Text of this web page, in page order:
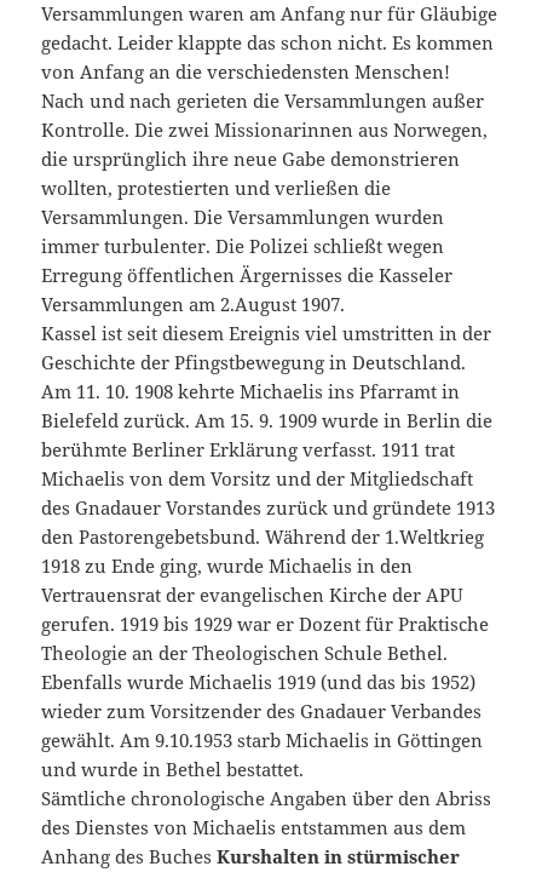
Versammlungen waren am Anfang nur für Gläubige
gedacht. Leider klappte das schon nicht. Es kommen
von Anfang an die verschiedensten Menschen!
Nach und nach gerieten die Versammlungen außer
Kontrolle. Die zwei Missionarinnen aus Norwegen,
die ursprünglich ihre neue Gabe demonstrieren
wollten, protestierten und verließen die
Versammlungen. Die Versammlungen wurden
immer turbulenter. Die Polizei schließt wegen
Erregung öffentlichen Ärgernisses die Kasseler
Versammlungen am 2.August 1907.
Kassel ist seit diesem Ereignis viel umstritten in der
Geschichte der Pfingstbewegung in Deutschland.
Am 11. 10. 1908 kehrte Michaelis ins Pfarramt in
Bielefeld zurück. Am 15. 9. 1909 wurde in Berlin die
berühmte Berliner Erklärung verfasst. 1911 trat
Michaelis von dem Vorsitz und der Mitgliedschaft
des Gnadauer Vorstandes zurück und gründete 1913
den Pastorengebetsbund. Während der 1.Weltkrieg
1918 zu Ende ging, wurde Michaelis in den
Vertrauensrat der evangelischen Kirche der APU
gerufen. 1919 bis 1929 war er Dozent für Praktische
Theologie an der Theologischen Schule Bethel.
Ebenfalls wurde Michaelis 1919 (und das bis 1952)
wieder zum Vorsitzender des Gnadauer Verbandes
gewählt. Am 9.10.1953 starb Michaelis in Göttingen
und wurde in Bethel bestattet.
Sämtliche chronologische Angaben über den Abriss
des Dienstes von Michaelis entstammen aus dem
Anhang des BuchesKurshalten in stürmischer